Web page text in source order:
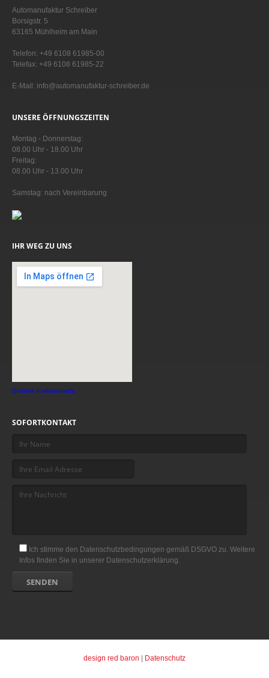
Automanufaktur Schreiber
Borsigstr. 5
63165 Mühlheim am Main
Telefon: +49 6108 61985-00
Telefax: +49 6108 61985-22
E-Mail: info@automanufaktur-schreiber.de
UNSERE ÖFFNUNGSZEITEN
Montag - Donnerstag:
08.00 Uhr - 18.00 Uhr
Freitag:
08.00 Uhr - 13.00 Uhr
Samstag: nach Vereinbarung
IHR WEG ZU UNS
Größere Kartenansicht
SOFORTKONTAKT
Ich stimme den Datenschutzbedingungen gemäß DSGVO zu. Weitere
Infos finden Sie in unserer Datenschutzerklärung.
design red baron Datenschutz